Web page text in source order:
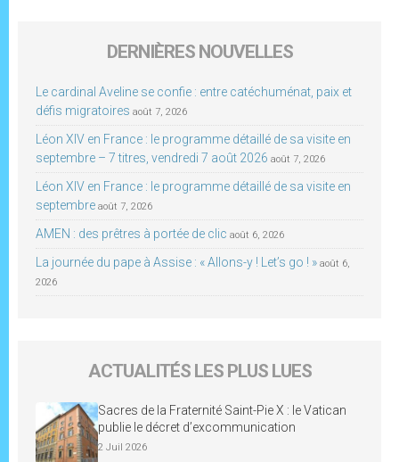
DERNIÈRES NOUVELLES
Le cardinal Aveline se confie : entre catéchuménat, paix et
défis migratoires août 7, 2026
Léon XIV en France : le programme détaillé de sa visite en
septembre – 7 titres, vendredi 7 août 2026 août 7, 2026
Léon XIV en France : le programme détaillé de sa visite en
septembre août 7, 2026
AMEN : des prêtres à portée de clic août 6, 2026
La journée du pape à Assise : « Allons-y ! Let’s go ! » août 6,
2026
ACTUALITÉS LES PLUS LUES
Sacres de la Fraternité Saint-Pie X : le Vatican
publie le décret d’excommunication
2 Juil 2026